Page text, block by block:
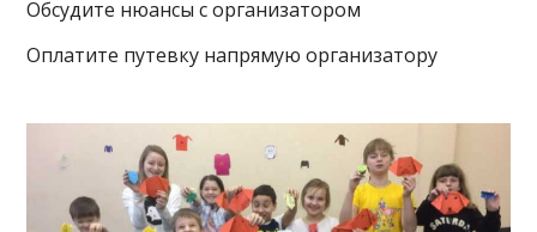
Обсудите нюансы с организатором
Оплатите путевку напрямую организатору